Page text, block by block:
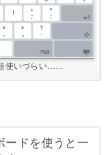
使いづらい……
ードを使うと一